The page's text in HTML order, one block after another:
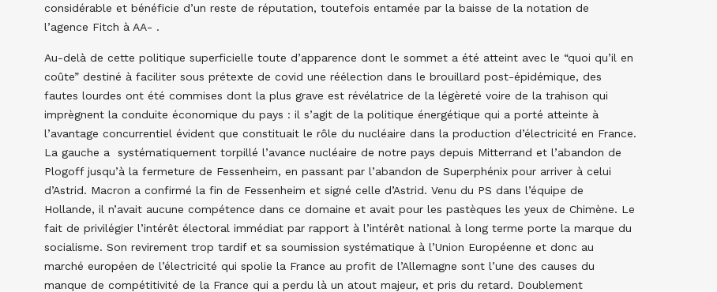
considérable et bénéficie d’un reste de réputation, toutefois entamée par la baisse de la notation de
l’agence Fitch à AA- .
Au-delà de cette politique superficielle toute d’apparence dont le sommet a été atteint avec le “quoi qu’il en
coûte” destiné à faciliter sous prétexte de covid une réélection dans le brouillard post-épidémique, des
fautes lourdes ont été commises dont la plus grave est révélatrice de la légèreté voire de la trahison qui
imprègnent la conduite économique du pays : il s’agit de la politique énergétique qui a porté atteinte à
l’avantage concurrentiel évident que constituait le rôle du nucléaire dans la production d’électricité en France.
La gauche a systématiquement torpillé l’avance nucléaire de notre pays depuis Mitterrand et l’abandon de
Plogoff jusqu’à la fermeture de Fessenheim, en passant par l’abandon de Superphénix pour arriver à celui
d’Astrid. Macron a confirmé la fin de Fessenheim et signé celle d’Astrid. Venu du PS dans l’équipe de
Hollande, il n’avait aucune compétence dans ce domaine et avait pour les pastèques les yeux de Chimène. Le
fait de privilégier l’intérêt électoral immédiat par rapport à l’intérêt national à long terme porte la marque du
socialisme. Son revirement trop tardif et sa soumission systématique à l’Union Européenne et donc au
marché européen de l’électricité qui spolie la France au profit de l’Allemagne sont l’une des causes du
manque de compétitivité de la France qui a perdu là un atout majeur, et pris du retard. Doublement